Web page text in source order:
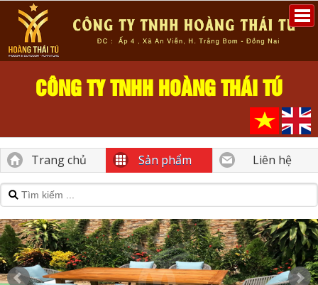
CÔNG TY TNHH HOÀNG THÁI TÚ
Trang chủ Sản phẩm Liên hệ